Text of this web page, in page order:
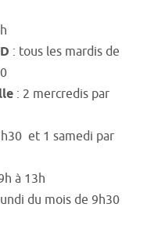
: tous les mardis de
: 2 mercredis par
et 1 samedi par
à 13h
du mois de 9h30